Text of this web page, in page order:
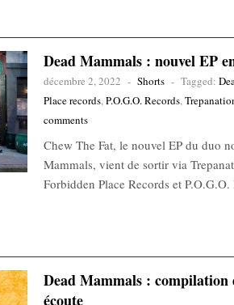
Dead Mammals : nouvel EP
décembre 2, 2022 - Shorts - Tagged:
Place records,P.O.G.O. Records,
comments
Chew The Fat, le nouvel EP du duo
Mammals, vient de sortir via
Forbidden Place Records et
Dead Mammals : compilation
écoute